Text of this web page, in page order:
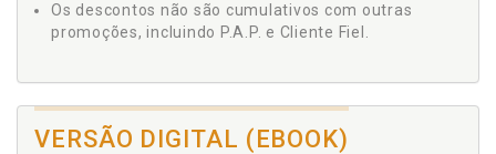
Os descontos não são cumulativos com outras
promoções, incluindo P.A.P. e Cliente Fiel.
VERSÃO DIGITAL (EBOOK)